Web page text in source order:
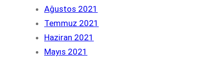
Ağustos 2021
Temmuz 2021
Haziran 2021
Mayıs 2021